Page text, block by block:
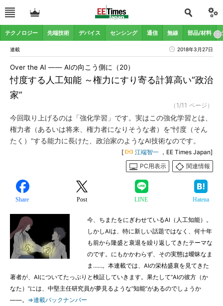
テクノロジー 先端技術 デバイス センシング 通信 無線 部品/材料
連載 2018年3月27日
忖度する人工知能 ～権力にすり寄る計算高い“政治
家”
Over the AI ―― AIの向こう側に（20）
（1/11 ページ）
今回取り上げるのは「強化学習」です。実はこの強化学習とは、
権力者（あるいは将来、権力者になりそうな者）を“忖度（そん
たく）”する能力に長けた、政治家のようなAI技術なのです。
[ 江端智一 ，EE Times Japan]
PC用表示
関連情報
Share Post LINE Hatena
今、ちまたをにぎわせているAI（人工知能）。
しかしAIは、特に新しい話題ではなく、何十年
も前から隆盛と衰退を繰り返してきたテーマな
のです。にもかかわらず、その実態は曖昧なま
ま……。本連載では、AIの栄枯盛衰を見てきた
著者が、AIについてたっぷりと検証していきます。果たして”AIの彼方（か
なた）”には、中堅主任研究員が夢見るような”知能”があるのでしょうか
――。 ⇒連載バックナンバー